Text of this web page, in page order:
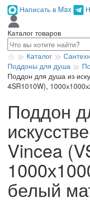
Написать в Max
Каталог товаров
Каталог
Поддоны для душа
Поддон для душа из
4SR1010W),
Поддон
Vincea
белый